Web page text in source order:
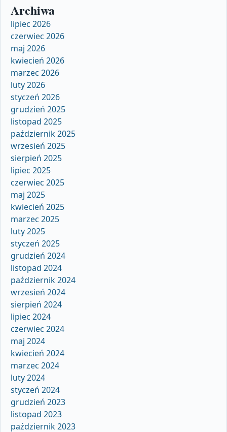
Archiwa
lipiec 2026
czerwiec 2026
maj 2026
kwiecień 2026
marzec 2026
luty 2026
styczeń 2026
grudzień 2025
listopad 2025
październik 2025
wrzesień 2025
sierpień 2025
lipiec 2025
czerwiec 2025
maj 2025
kwiecień 2025
marzec 2025
luty 2025
styczeń 2025
grudzień 2024
listopad 2024
październik 2024
wrzesień 2024
sierpień 2024
lipiec 2024
czerwiec 2024
maj 2024
kwiecień 2024
marzec 2024
luty 2024
styczeń 2024
grudzień 2023
listopad 2023
październik 2023